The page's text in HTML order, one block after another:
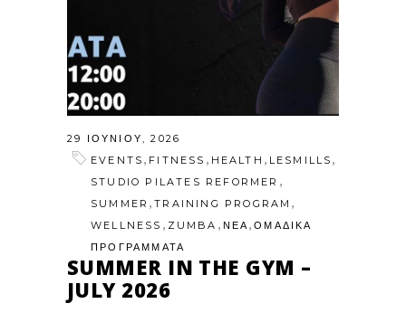
29 ΙΟΥΝΊΟΥ, 2026
EVENTS , FITNESS , HEALTH , LESMILLS ,
STUDIO PILATES REFORMER ,
SUMMER ,TRAINING PROGRAM ,
WELLNESS , ZUMBA , ΝΕΑ,ΟΜΑΔΙΚΑ
ΠΡΟΓΡΑΜΜΑΤΑ
SUMMER IN THE GYM –
JULY 2026